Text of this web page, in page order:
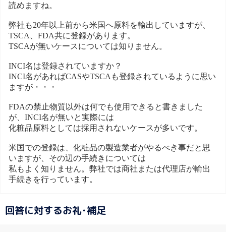
読めますね。
弊社も20年以上前から米国へ原料を輸出していますが、
TSCA、FDA共に登録があります。
TSCAが無いケースについては知りません。
INCI名は登録されていますか？
INCI名があればCASやTSCAも登録されているように思い
ますが・・・
FDAの禁止物質以外は何でも使用できると書きました
が、INCI名が無いと実際には
化粧品原料としては採用されないケースが多いです。
米国での登録は、化粧品の製造業者がやるべき事だと思
いますが、その辺の手続きについては
私もよく知りません。弊社では商社または代理店が輸出
手続きを行っています。
回答に対するお礼･補足